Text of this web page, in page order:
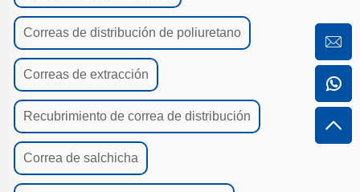
Correas de distribución de poliuretano
Correas de extracción
Recubrimiento de correa de distribución
Correa de salchicha